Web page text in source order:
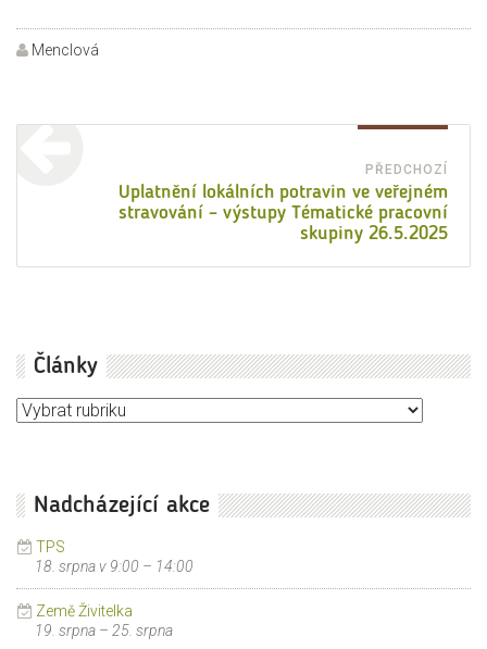
Autor:
Menclová
příspěvek
PŘEDCHOZÍ
Uplatnění lokálních potravin ve veřejném
stravování – výstupy Tématické pracovní
skupiny 26.5.2025
Články
Články
Nadcházející akce
TPS
18. srpna v 9:00 – 14:00
Země Živitelka
19. srpna – 25. srpna